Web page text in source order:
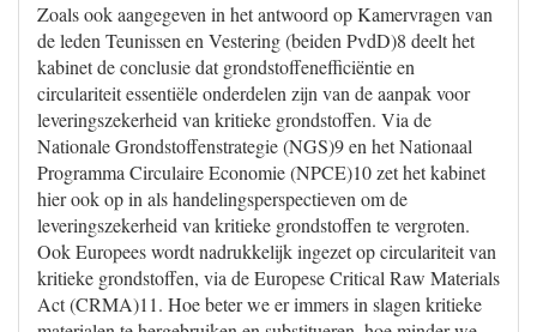
Zoals ook aangegeven in het antwoord op Kamervragen van
de leden Teunissen en Vestering (beiden PvdD)8 deelt het
kabinet de conclusie dat grondstoffenefficiëntie en
circulariteit essentiële onderdelen zijn van de aanpak voor
leveringszekerheid van kritieke grondstoffen. Via de
Nationale Grondstoffenstrategie (NGS)9 en het Nationaal
Programma Circulaire Economie (NPCE)10 zet het kabinet
hier ook op in als handelingsperspectieven om de
leveringszekerheid van kritieke grondstoffen te vergroten.
Ook Europees wordt nadrukkelijk ingezet op circulariteit van
kritieke grondstoffen, via de Europese Critical Raw Materials
Act (CRMA)11. Hoe beter we er immers in slagen kritieke